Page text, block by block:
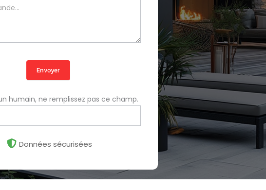
Envoyer
humain, ne remplissez pas ce champ.
Données sécurisées